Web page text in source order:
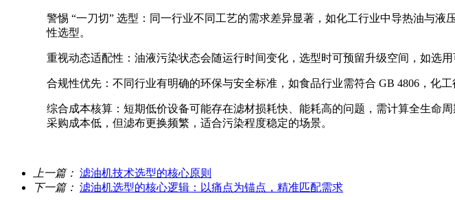
警惕 “一刀切” 选型：同一行业不同工艺的需求差异显著，如化工行业中导热油与
性选型。
重视动态适配性：油液污染状态会随运行时间变化，选型时可预留升级空间，如选
合规性优先：不同行业有明确的环保与安全标准，如食品行业需符合 GB 4806，化
综合成本核算：短期低价设备可能存在滤材损耗快、能耗高的问题，需计算全生
采购成本低，但滤布更换频繁，适合污染程度稳定的场景。
上一篇： 滤油机技术选型的核心原则
下一篇： 滤油机选型的核心逻辑：以痛点为锚点，精准匹配需求